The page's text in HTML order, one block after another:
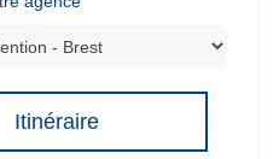
Itinéraire